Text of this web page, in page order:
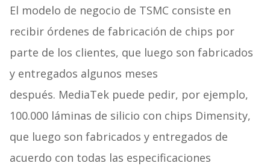
El modelo de negocio de TSMC consiste en
recibir órdenes de fabricación de chips por
parte de los clientes, que luego son fabricados
y entregados algunos meses
después. MediaTek puede pedir, por ejemplo,
100.000 láminas de silicio con chips Dimensity,
que luego son fabricados y entregados de
acuerdo con todas las especificaciones